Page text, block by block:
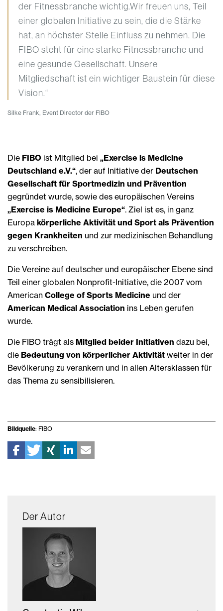
der Fitnessbranche wichtig.Wir freuen uns, Teil
einer globalen Initiative zu sein, die die Stärke
hat, an höchster Stelle Einfluss zu nehmen. Die
FIBO steht für eine starke Fitnessbranche und
eine gesunde Gesellschaft. Unsere
Mitgliedschaft ist ein wichtiger Baustein für diese
Vision.“
Silke Frank, Event Director der FIBO
Die FIBO ist Mitglied bei „Exercise is Medicine
Deutschland e.V.“, der auf Initiative der Deutschen
Gesellschaft für Sportmedizin und Prävention
gegründet wurde, sowie des europäischen Vereins
„Exercise is Medicine Europe“. Ziel ist es, in ganz
Europa körperliche Aktivität und Sport als Prävention
gegen Krankheiten und zur medizinischen Behandlung
zu verschreiben.
Die Vereine auf deutscher und europäischer Ebene sind
Teil einer globalen Nonprofit-Initiative, die 2007 vom
American College of Sports Medicine und der
American Medical Association ins Leben gerufen
wurde.
Die FIBO trägt als Mitglied beider Initiativen dazu bei,
die Bedeutung von körperlicher Aktivität weiter in der
Bevölkerung zu verankern und in allen Altersklassen für
das Thema zu sensibilisieren.
Bildquelle: FIBO
Der Autor